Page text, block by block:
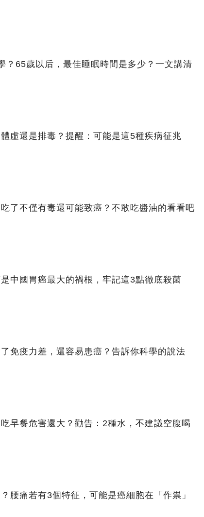
？65歲以后，最佳睡眠時間是多少？一文講清
虛還是排毒？提醒：可能是這5種疾病征兆
了不僅有毒還可能致癌？不敢吃醬油的看看吧
中國胃癌最大的禍根，牢記這3點徹底殺菌
免疫力差，還容易患癌？告訴你科學的說法
早餐危害還大？勸告：2種水，不建議空腹喝
腰痛若有3個特征，可能是癌細胞在「作祟」